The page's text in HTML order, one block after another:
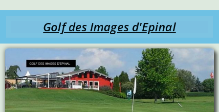
Golf des Images d'Epinal